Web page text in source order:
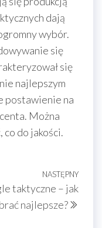
dają
wybór.
się
się
najlepszym
postawienie na
Można
co do jakości.
wpis
NASTĘPNY
taktyczne – jak
najlepsze?